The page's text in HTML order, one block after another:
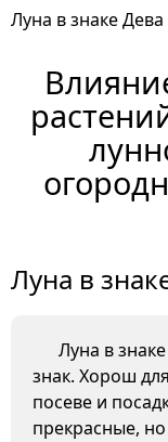
Луна в знаке Дева
Луна в
Луна в знаке
знак. Хорош
посеве и
прекрасные,